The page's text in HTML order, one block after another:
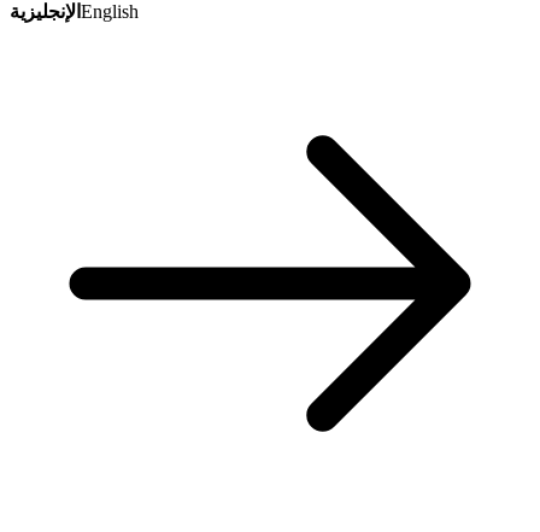
الإنجليزية English